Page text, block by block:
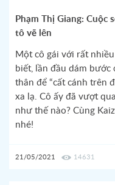
Phạm Thị Giang: Cuộc
tô vẽ lên
Một cô gái với rất
biết, lần đầu dám bước
thân để “cất cánh trên
xa lạ. Cô ấy đã vượt
như thế nào? Cùng
nhé!
21/05/2021 14631